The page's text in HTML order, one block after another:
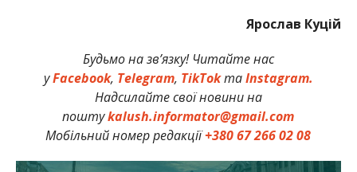
Ярослав Куцій
Будьмо на зв’язку! Читайте нас
уFacebook, Telegram, TikTokтаInstagram.
Надсилайте свої новини на
поштуkalush.informator@gmail.com
Мобільний номер редакції+380 67 266 02 08